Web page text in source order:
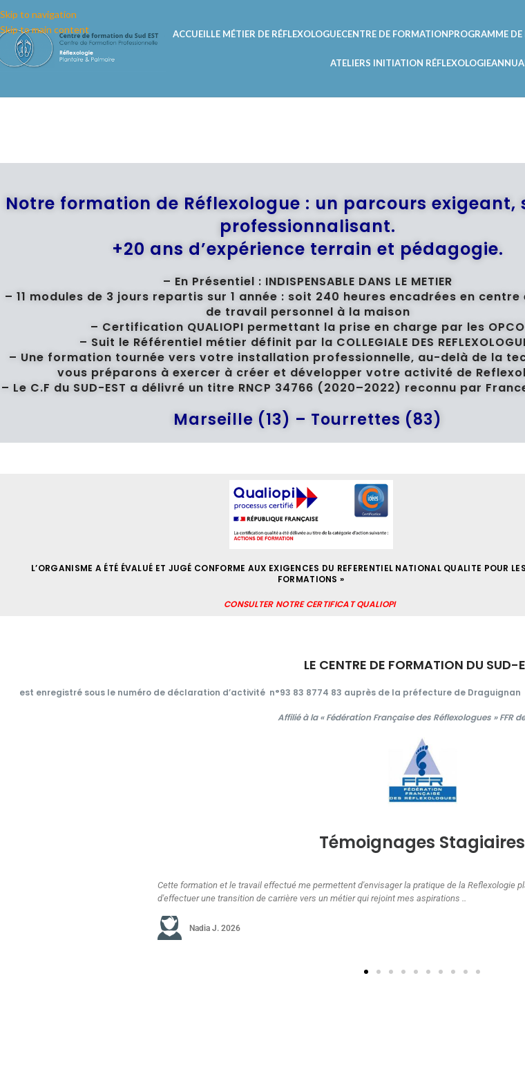
Skip to navigation
Skip to main content
ACCUEILLE MÉTIER DE RÉFLEXOLOGUECENTRE DE FORMATIONPROGRAMME
ATELIERS INITIATION RÉFLEXOLOGIE
Notre formation de Réflexologue : un parcours exigeant,
professionnalisant.
+20 ans d’expérience terrain et pédagogie.
– En Présentiel : INDISPENSABLE DANS LE METIER
– 11 modules de 3 jours repartis sur 1 année : soit 240 heures encadrées en
de travail personnel à la maison
– Certification QUALIOPI permettant la prise en charge par les OPCO
– Suit le Référentiel métier définit par la COLLEGIALE DES
– Une formation tournée vers votre installation professionnelle, au-delà de la
vous préparons à exercer à créer et développer votre activité de
– Le C.F du SUD-EST a délivré un titre RNCP 34766 (2020–2022) reconnu par
Marseille (13) – Tourrettes (83)
L’ORGANISME A ÉTÉ ÉVALUÉ ET JUGÉ CONFORME AUX EXIGENCES DU REFERENTIEL NATIONAL QUALITE POUR
FORMATIONS »
CONSULTER NOTRE CERTIFICAT QUALIOPI
LE CENTRE DE FORMATION DU SUD-
est enregistré sous le numéro de déclaration d’activité n°93 83 8774 83 auprès de la préfecture de
Affilié à la « Fédération Française des Réflexologues » FFR
Témoignages Stagiaires
la pratique de la Reflexologie plantaire de manière professionnelle ,
Cette formation m'a beaucoup apportée
complémentaires que je souhaitais pour etre